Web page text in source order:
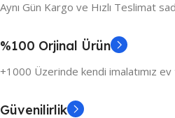
Aynı Gün Kargo ve Hızlı Teslimat
%100 Orjinal Ürün
+1000 Üzerinde kendi imalatımız
Güvenilirlik